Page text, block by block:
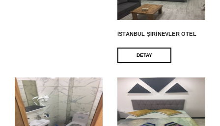
İSTANBUL ŞIRINEVLER OTEL
DETAY